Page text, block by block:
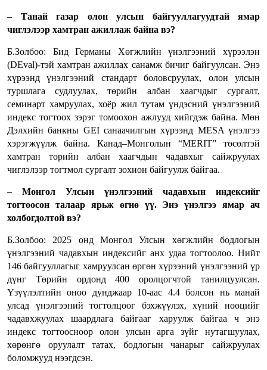
– Танай газар олон улсын байгууллагуудтай ямар
чиглэлээр хамтран ажиллаж байна вэ?
Б.Золбоо: Бид Германы Хөгжлийн үнэлгээний хүрээлэн
(DEval)-тэй хамтран ажиллах санамж бичиг байгуулсан. Энэ
хүрээнд үнэлгээний стандарт боловсруулах, олон улсын
туршлага судлуулах, төрийн албан хаагчдыг сургалт,
семинарт хамруулах, хоёр жил тутам үндэсний үнэлгээний
индекс тогтоох зэрэг томоохон ажлууд хийгдэж байна. Мөн
Дэлхийн банкны GEI санаачилгын хүрээнд MESA үнэлгээ
хэрэгжүүлж байна. Канад–Монголын “MERIT” төсөлтэй
хамтран төрийн албан хаагчдын чадавхыг сайжруулах
чиглэлээр тогтмол сургалт зохион байгуулж байгаа.
– Монгол Улсын үнэлгээний чадавхын индексийг
тогтоосон талаар ярьж өгнө үү. Энэ үнэлгээ ямар ач
холбогдолтой вэ?
Б.Золбоо: 2025 онд Монгол Улсын хөгжлийн бодлогын
үнэлгээний чадавхын индексийг анх удаа тогтоолоо. Нийт
146 байгууллагыг хамруулсан өргөн хүрээний үнэлгээний үр
дүнг Төрийн ордонд 400 оролцогчтой танилцуулсан.
Үзүүлэлтийн оноо дунджаар 10-аас 4.4 болсон нь манай
улсад үнэлгээний тогтолцоог бэхжүүлэх, хүний нөөцийг
чадавхжуулах шаардлага байгааг харуулж байгаа ч энэ
индекс тогтоосноор олон улсын арга зүйг нутагшуулах,
хөрөнгө оруулалт татах, бодлогын чанарыг сайжруулах
боломжууд нээгдсэн.